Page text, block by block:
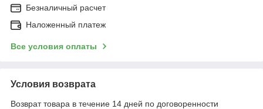
Безналичный расчет
Наложенный платеж
Все условия оплаты
Условия возврата
Возврат товара в течение 14 дней по договоренности